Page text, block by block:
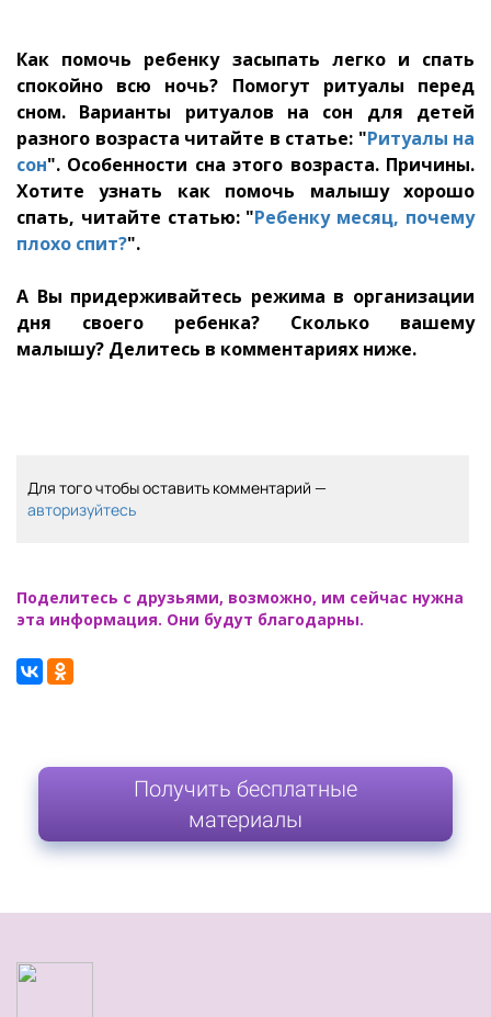
Как помочь ребенку засыпать легко и спать
спокойно всю ночь? Помогут ритуалы перед
сном. Варианты ритуалов на сон для детей
разного возраста читайте в статье: "Ритуалы на
сон". Особенности сна этого возраста. Причины.
Хотите узнать как помочь малышу хорошо
спать, читайте статью: "Ребенку месяц, почему
плохо спит?".
А Вы придерживайтесь режима в организации
дня своего ребенка? Сколько вашему
малышу? Делитесь в комментариях ниже.
Для того чтобы оставить комментарий —
авторизуйтесь
Поделитесь с друзьями, возможно, им сейчас нужна
эта информация. Они будут благодарны.
Получить бесплатные
материалы